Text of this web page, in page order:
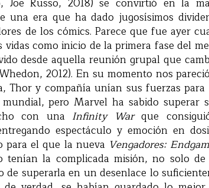
una era que ha dado jugosísimos
de los cómics. Parece que fue ayer
como inicio de la primera fase del
desde aquella reunión grupal que
2012). En su momento nos
Thor y compañía unían sus fuerzas
pero Marvel ha sabido superar
con una Infinity Warque
espectáculo y emoción en
para el que la nueva Vengadores:
tenían la complicada misión, no solo
de superarla en un desenlace lo